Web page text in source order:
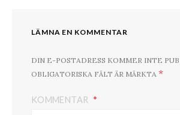
LÄMNA EN KOMMENTAR
DIN E-POSTADRESS KOMMER INTE
OBLIGATORISKA FÄLT ÄR MÄRKTA *
KOMMENTAR